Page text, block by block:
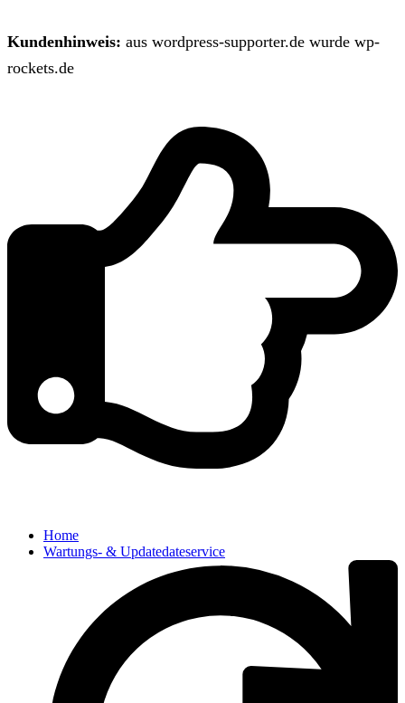
Kundenhinweis: aus wordpress-supporter.de wurde wp-
rockets.de
Home
Wartungs- & Updatedateservice